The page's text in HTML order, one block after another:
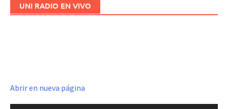
UNI RADIO EN VIVO
Abrir en nueva página